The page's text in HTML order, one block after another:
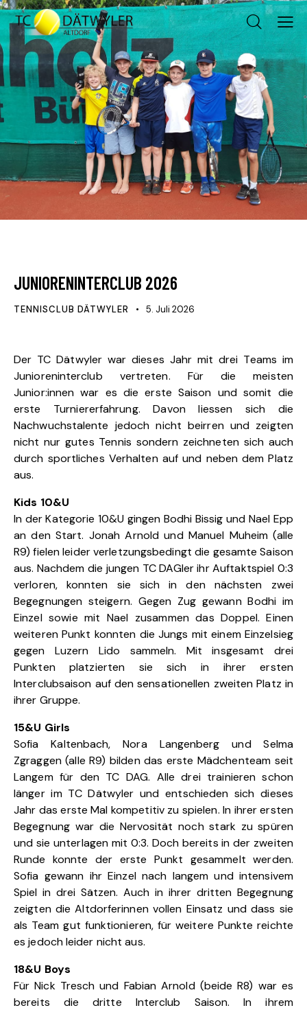
JUNIORENINTERCLUB 2026
TENNISCLUB DÄTWYLER 5. Juli 2026
Der TC Dätwyler war dieses Jahr mit drei Teams im
Junioreninterclub vertreten. Für die meisten
Junior:innen war es die erste Saison und somit die
erste Turniererfahrung. Davon liessen sich die
Nachwuchstalente jedoch nicht beirren und zeigten
nicht nur gutes Tennis sondern zeichneten sich auch
durch sportliches Verhalten auf und neben dem Platz
aus.
Kids 10&U
In der Kategorie 10&U gingen Bodhi Bissig und Nael Epp
an den Start. Jonah Arnold und Manuel Muheim (alle
R9) fielen leider verletzungsbedingt die gesamte Saison
aus. Nachdem die jungen TC DAGler ihr Auftaktspiel 0:3
verloren, konnten sie sich in den nächsten zwei
Begegnungen steigern. Gegen Zug gewann Bodhi im
Einzel sowie mit Nael zusammen das Doppel. Einen
weiteren Punkt konnten die Jungs mit einem Einzelsieg
gegen Luzern Lido sammeln. Mit insgesamt drei
Punkten platzierten sie sich in ihrer ersten
Interclubsaison auf den sensationellen zweiten Platz in
ihrer Gruppe.
15&U Girls
Sofia Kaltenbach, Nora Langenberg und Selma
Zgraggen (alle R9) bilden das erste Mädchenteam seit
Langem für den TC DAG. Alle drei trainieren schon
länger im TC Dätwyler und entschieden sich dieses
Jahr das erste Mal kompetitiv zu spielen. In ihrer ersten
Begegnung war die Nervosität noch stark zu spüren
und sie unterlagen mit 0:3. Doch bereits in der zweiten
Runde konnte der erste Punkt gesammelt werden.
Sofia gewann ihr Einzel nach langem und intensivem
Spiel in drei Sätzen. Auch in ihrer dritten Begegnung
zeigten die Altdorferinnen vollen Einsatz und dass sie
als Team gut funktionieren, für weitere Punkte reichte
es jedoch leider nicht aus.
18&U Boys
Für Nick Tresch und Fabian Arnold (beide R8) war es
bereits die dritte Interclub Saison. In ihrem